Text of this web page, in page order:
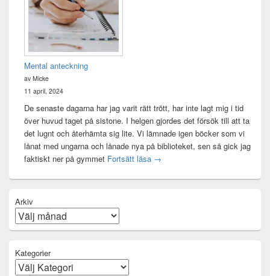
Mental anteckning
av Micke
11 april, 2024
De senaste dagarna har jag varit rätt trött, har inte lagt mig i tid
över huvud taget på sistone. I helgen gjordes det försök till att ta
det lugnt och återhämta sig lite. Vi lämnade igen böcker som vi
lånat med ungarna och lånade nya på biblioteket, sen så gick jag
faktiskt ner på gymmet Fortsätt läsa Mental anteckning
→
Arkiv
Kategorier